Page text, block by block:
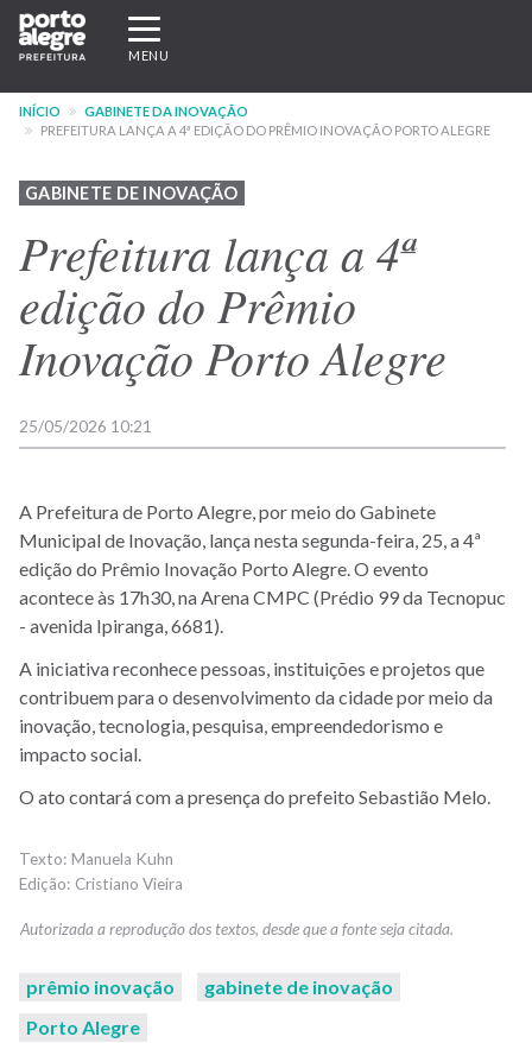
Pular
para
conteúdo
principal
Expandir/recolher
navegação
MENU
INÍCIO
GABINETE DA INOVAÇÃO
PREFEITURA LANÇA A 4ª EDIÇÃO DO PRÊMIO INOVAÇÃO PORTO ALEGRE
GABINETE DE INOVAÇÃO
Prefeitura lança a 4ª
edição do Prêmio
Inovação Porto Alegre
25/05/2026 10:21
A Prefeitura de Porto Alegre, por meio do Gabinete
Municipal de Inovação, lança nesta segunda-feira, 25, a 4ª
edição do Prêmio Inovação Porto Alegre. O evento
acontece às 17h30, na Arena CMPC (Prédio 99 da Tecnopuc
- avenida Ipiranga, 6681).
A iniciativa reconhece pessoas, instituições e projetos que
contribuem para o desenvolvimento da cidade por meio da
inovação, tecnologia, pesquisa, empreendedorismo e
impacto social.
O ato contará com a presença do prefeito Sebastião Melo.
Manuela Kuhn
Cristiano Vieira
prêmio inovação
gabinete de inovação
Porto Alegre